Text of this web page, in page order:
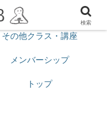
今月の予定
その他クラス・講座
メンバーシップ
トップ
検索